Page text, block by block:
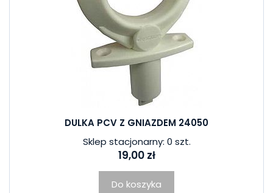
DULKA PCV Z GNIAZDEM 24050
Sklep stacjonarny: 0 szt.
19,00 zł
Do koszyka